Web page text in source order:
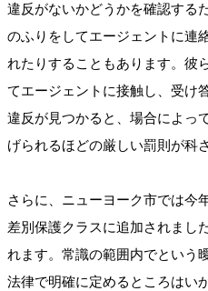
違反がないかどうかを確認する
のふりをしてエージェントに連
れたりすることもあります。彼
てエージェントに接触し、受け
違反が見つかると、場合によっ
げられるほどの厳しい罰則が科
さらに、ニューヨーク市では今
差別保護クラスに追加されまし
れます。常識の範囲内でという
法律で明確に定めるところはい